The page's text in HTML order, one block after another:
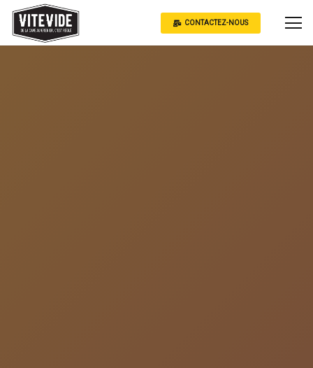
CONTACTEZ-NOUS